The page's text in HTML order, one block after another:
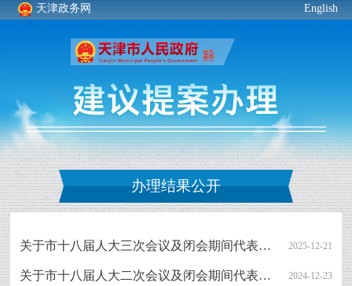
天津政务网 English
办理结果公开
关于市十八届人大三次会议及闭会期间代表建议、批评和意见办理工作情况的报告 2025-12-21
关于市十八届人大二次会议及闭会期间代表建议、批评和意见办理工作情况的报告 2024-12-23